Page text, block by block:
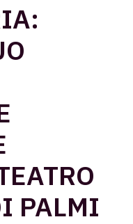
PALMI